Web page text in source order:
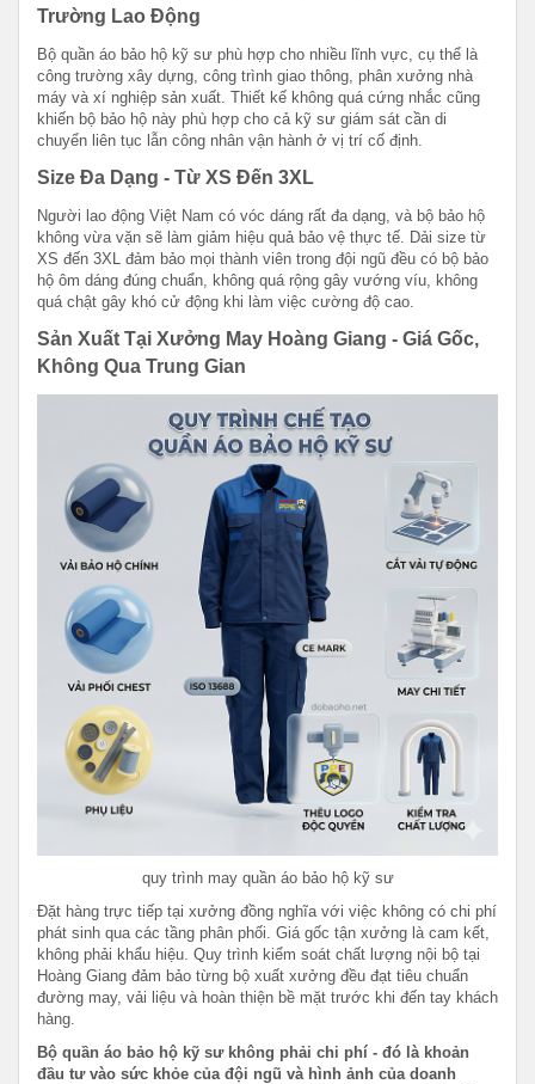
Trường Lao Động
Bộ quần áo bảo hộ kỹ sư phù hợp cho nhiều lĩnh vực, cụ thể là
công trường xây dựng, công trình giao thông, phân xưởng nhà
máy và xí nghiệp sản xuất. Thiết kế không quá cứng nhắc cũng
khiến bộ bảo hộ này phù hợp cho cả kỹ sư giám sát cần di
chuyển liên tục lẫn công nhân vận hành ở vị trí cố định.
Size Đa Dạng - Từ XS Đến 3XL
Người lao động Việt Nam có vóc dáng rất đa dạng, và bộ bảo hộ
không vừa vặn sẽ làm giảm hiệu quả bảo vệ thực tế. Dải size từ
XS đến 3XL đảm bảo mọi thành viên trong đội ngũ đều có bộ bảo
hộ ôm dáng đúng chuẩn, không quá rộng gây vướng víu, không
quá chật gây khó cử động khi làm việc cường độ cao.
Sản Xuất Tại Xưởng May Hoàng Giang - Giá Gốc,
Không Qua Trung Gian
quy trình may quần áo bảo hộ kỹ sư
Đặt hàng trực tiếp tại xưởng đồng nghĩa với việc không có chi phí
phát sinh qua các tầng phân phối. Giá gốc tận xưởng là cam kết,
không phải khẩu hiệu. Quy trình kiểm soát chất lượng nội bộ tại
Hoàng Giang đảm bảo từng bộ xuất xưởng đều đạt tiêu chuẩn
đường may, vải liệu và hoàn thiện bề mặt trước khi đến tay khách
hàng.
Bộ quần áo bảo hộ kỹ sư không phải chi phí - đó là khoản
đầu tư vào sức khỏe của đội ngũ và hình ảnh của doanh